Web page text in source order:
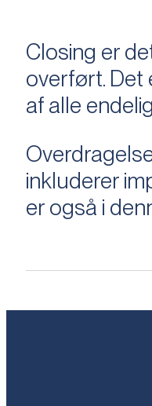
Closing er
overført. Det
af alle
inkluderer
er også i